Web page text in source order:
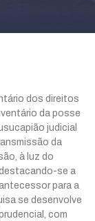
dos direitos
da posse
judicial
da
à luz do
se a
para a
se desenvolve
com